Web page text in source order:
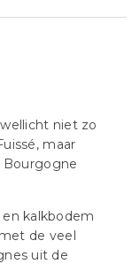
niet zo
maar
Bourgogne
kalkbodem
de veel
uit de